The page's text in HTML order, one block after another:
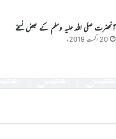
آنحضرت صلی اللہ علیہ وسلم کے بعض نسخے
20 اگست 2019ء